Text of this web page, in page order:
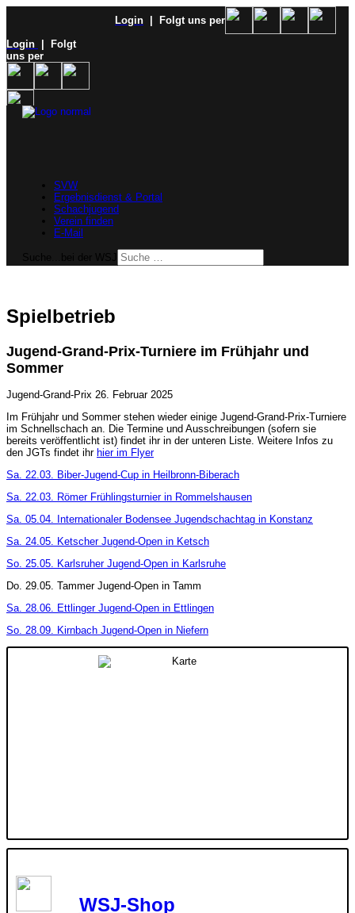
Login
| Folgt uns per
Login
| Folgt
uns per
SVW
Ergebnisdienst & Portal
Schachjugend
Verein finden
E-Mail
Spielbetrieb
Jugend-Grand-Prix-Turniere im Frühjahr und
Sommer
Jugend-Grand-Prix 26. Februar 2025
Im Frühjahr und Sommer stehen wieder einige Jugend-Grand-Prix-Turniere
im Schnellschach an. Die Termine und Ausschreibungen (sofern sie
bereits veröffentlicht ist) findet ihr in der unteren Liste. Weitere Infos zu
den JGTs findet ihr hier im Flyer
Sa. 22.03. Biber-Jugend-Cup in Heilbronn-Biberach
Sa. 22.03. Römer Frühlingsturnier in Rommelshausen
Sa. 05.04. Internationaler Bodensee Jugendschachtag in Konstanz
Sa. 24.05. Ketscher Jugend-Open in Ketsch
So. 25.05. Karlsruher Jugend-Open in Karlsruhe
Do. 29.05. Tammer Jugend-Open in Tamm
Sa. 28.06. Ettlinger Jugend-Open in Ettlingen
So. 28.09. Kirnbach Jugend-Open in Niefern
WSJ-Shop